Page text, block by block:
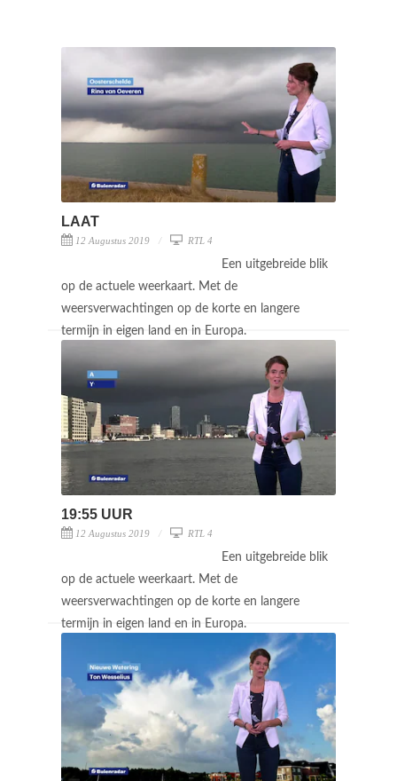
LAAT
12 Augustus 2019 RTL 4
Een uitgebreide blik
op de actuele weerkaart. Met de
weersverwachtingen op de korte en langere
termijn in eigen land en in Europa.
19:55 UUR
12 Augustus 2019 RTL 4
Een uitgebreide blik
op de actuele weerkaart. Met de
weersverwachtingen op de korte en langere
termijn in eigen land en in Europa.